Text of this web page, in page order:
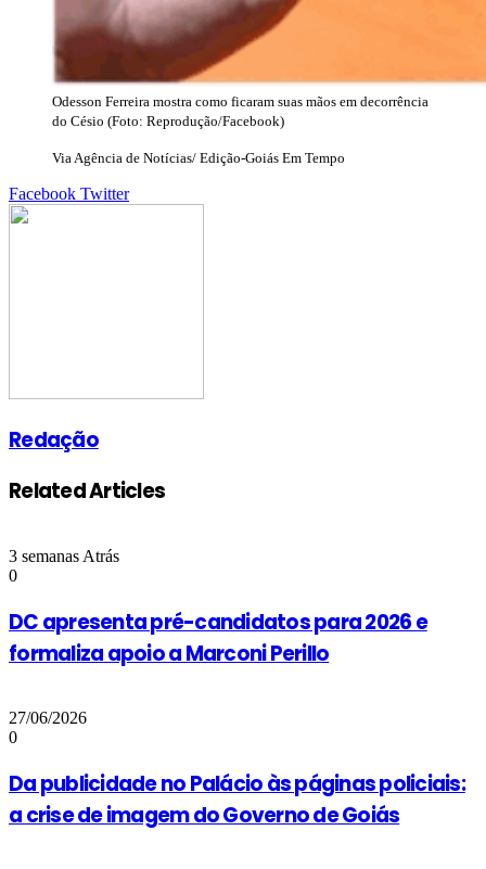
Odesson Ferreira mostra como ficaram suas mãos em decorrência
do Césio (Foto: Reprodução/Facebook)
Via Agência de Notícias/ Edição-Goiás Em Tempo
Facebook TwitterGoogle+
LinkedIn
StumbleUpon
Tumblr
Pinterest
Reddit
VKontakte
Share
Print
Redação
Related Articles
3 semanas Atrás
0
DC apresenta pré-candidatos para 2026 e
formaliza apoio a Marconi Perillo
27/06/2026
0
Da publicidade no Palácio às páginas policiais:
a crise de imagem do Governo de Goiás